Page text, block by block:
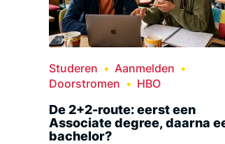
Studeren
Aanmelden
Doorstromen
HBO
De 2+2-route: eerst een
Associate degree, daarna
bachelor?